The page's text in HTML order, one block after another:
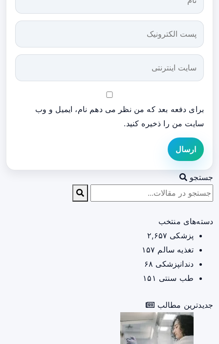
برای دفعه بعد که من نظر می دهم نام، ایمیل و وب
سایت من را ذخیره کنید.
ارسال
جستجو
دسته‌های منتخب
پزشکی ۲,۶۵۷
تغذیه سالم ۱۵۷
دندانپزشکی ۶۸
طب سنتی ۱۵۱
جدیدترین مطالب